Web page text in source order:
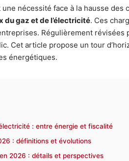
nécessité face à la hausse
du gaz et de l’électricité. Ces
Régulièrement
Cet article propose un tour
énergétiques.
: entre énergie et fiscalité
: définitions et évolutions
2026 : détails et perspectives